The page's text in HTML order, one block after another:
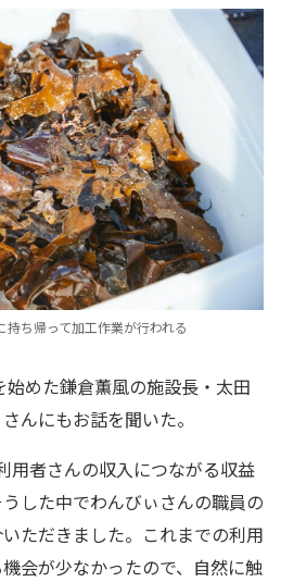
ち帰って加工作業が行われる
めた鎌倉薫風の施設長・太田
んにもお話を聞いた。
用者さんの収入につながる収益
した中でわんびぃさんの職員の
ただきました。これまでの利用
会が少なかったので、自然に触